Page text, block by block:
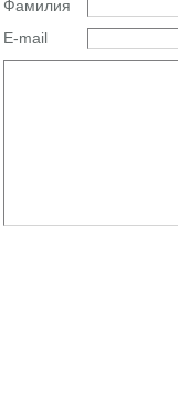
Фамилия
E-mail